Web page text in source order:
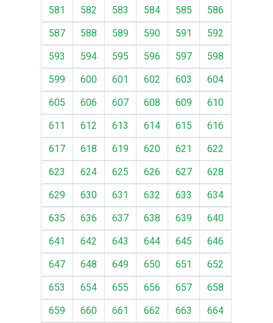
581
582 583 584 585
586
587
588 589 590 591
592
593
594 595 596 597
598
599
600 601 602 603
604
605
606 607 608 609
610
611
612 613 614 615
616
617
618 619 620 621
622
623
624 625 626 627
628
629
630 631 632 633
634
635
636 637 638 639
640
641
642 643 644 645
646
647
648 649 650 651
652
653
654 655 656 657
658
659
660 661 662 663
664